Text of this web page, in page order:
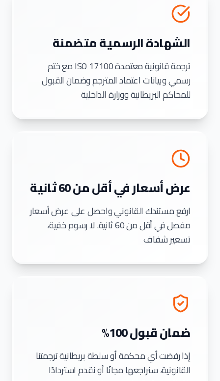
الشهادة الرسمية متضمنة
ترجمة قانونية معتمدة ISO 17100 مع ختم
رسمي وبيانات اعتماد المترجم وضمان القبول
للمحاكم البريطانية ووزارة الداخلية
عرض أسعار في أقل من 60 ثانية
ارفع مستندك القانوني واحصل على عرض أسعار
مفصل في أقل من 60 ثانية. لا رسوم خفية،
تسعير شفاف
ضمان قبول 100%
إذا رفضت أي محكمة أو سلطة بريطانية ترجمتنا
القانونية، سنراجعها مجانًا أو نقدم استردادًا